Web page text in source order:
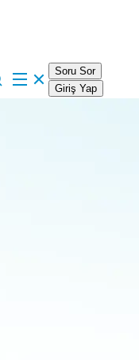
Soru Sor
Giriş Yap